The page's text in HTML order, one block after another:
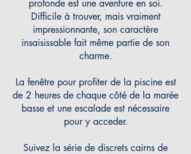
profonde est une aventure en soi.
Difficile à trouver, mais vraiment
impressionnante, son caractère
insaisissable fait même partie de son
charme.
La fenêtre pour profiter de la piscine est
de 2 heures de chaque côté de la marée
basse et une escalade est nécessaire
pour y acceder.
Suivez la série de discrets cairns de